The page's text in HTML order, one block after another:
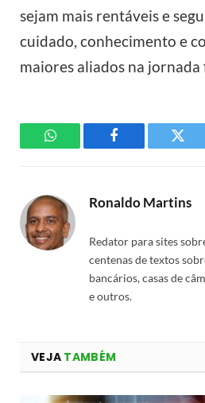
sejam mais rentáveis e
cuidado, conhecimento e
maiores aliados na jornada
WhatsAppFacebook
Ronaldo Martins
Redator para sites
centenas de textos
bancários, casas de
e outros.
VEJA TAMBÉM